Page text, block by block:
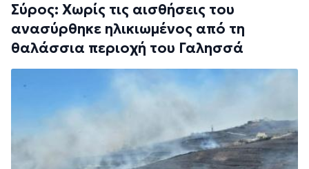
Σύρος: Χωρίς τις αισθήσεις του
ανασύρθηκε ηλικιωμένος από τη
θαλάσσια περιοχή του Γαλησσά